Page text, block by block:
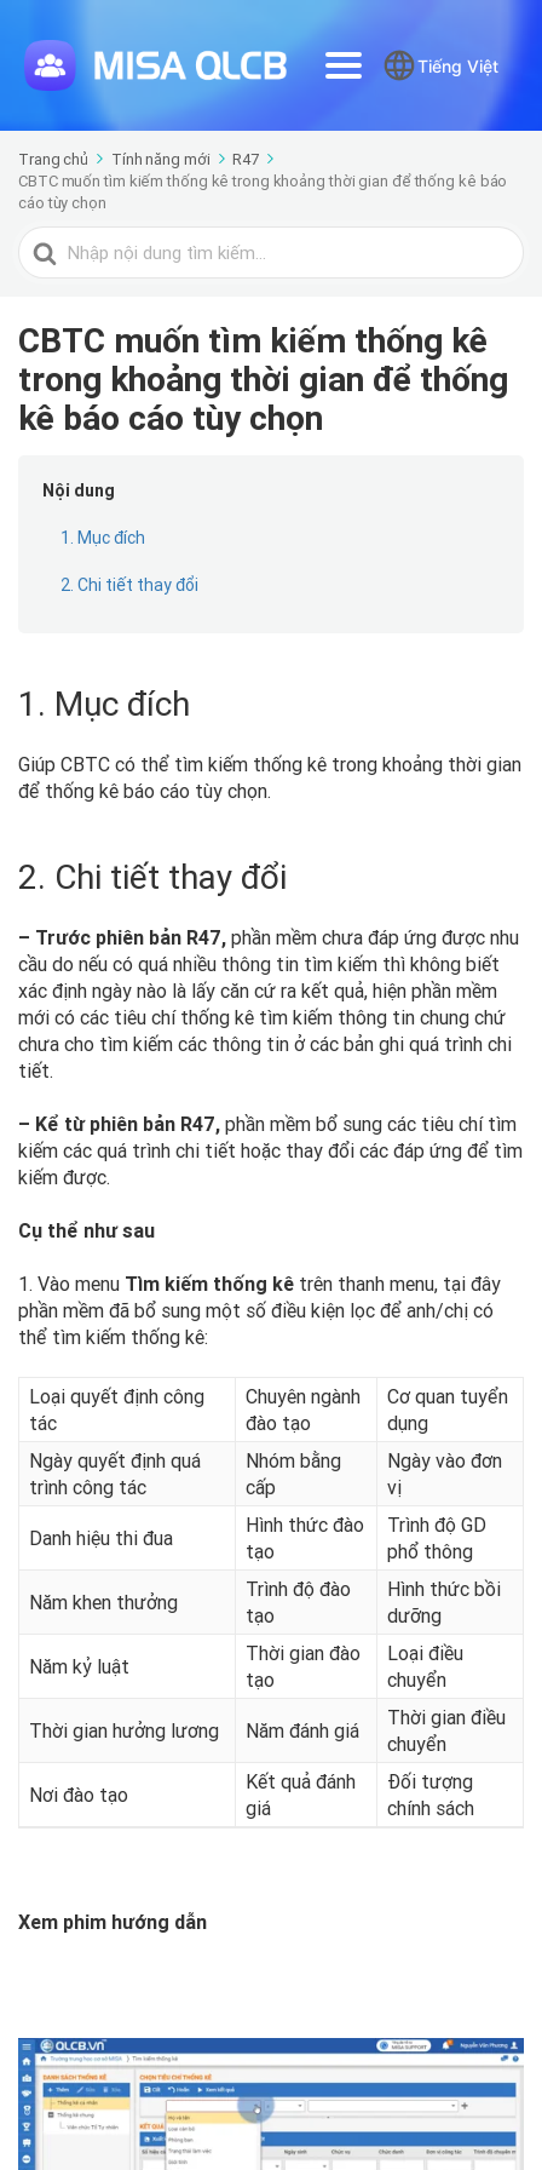
Tiếng Việt
Trang chủ Tính năng mới
R47
CBTC muốn tìm kiếm thống kê trong khoảng thời gian để thống kê báo
cáo tùy chọn
Tìm
kiếm
CBTC muốn tìm kiếm thống kê
trong khoảng thời gian để thống
kê báo cáo tùy chọn
Nội dung
1. Mục đích
2. Chi tiết thay đổi
1. Mục đích
Giúp CBTC có thể tìm kiếm thống kê trong khoảng thời gian
để thống kê báo cáo tùy chọn.
2. Chi tiết thay đổi
– Trước phiên bản R47, phần mềm chưa đáp ứng được nhu
cầu do nếu có quá nhiều thông tin tìm kiếm thì không biết
xác định ngày nào là lấy căn cứ ra kết quả, hiện phần mềm
mới có các tiêu chí thống kê tìm kiếm thông tin chung chứ
chưa cho tìm kiếm các thông tin ở các bản ghi quá trình chi
tiết.
– Kể từ phiên bản R47, phần mềm bổ sung các tiêu chí tìm
kiếm các quá trình chi tiết hoặc thay đổi các đáp ứng để tìm
kiếm được.
Cụ thể như sau
1. Vào menu Tìm kiếm thống kê trên thanh menu, tại đây
phần mềm đã bổ sung một số điều kiện lọc để anh/chị có
thể tìm kiếm thống kê:
Loại quyết định công
tác
Chuyên ngành
đào tạo
Cơ quan tuyển
dụng
Ngày quyết định quá
trình công tác
Nhóm bằng
cấp
Ngày vào đơn
vị
Danh hiệu thi đua
Hình thức đào
tạo
Trình độ GD
phổ thông
Năm khen thưởng
Trình độ đào
tạo
Hình thức bồi
dưỡng
Năm kỷ luật
Thời gian đào
tạo
Loại điều
chuyển
Thời gian hưởng lương Năm đánh giá
Thời gian điều
chuyển
Nơi đào tạo
Kết quả đánh
giá
Đối tượng
chính sách
Xem phim hướng dẫn